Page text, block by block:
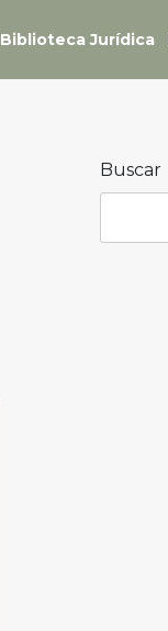
Biblioteca Jurídica
Buscar